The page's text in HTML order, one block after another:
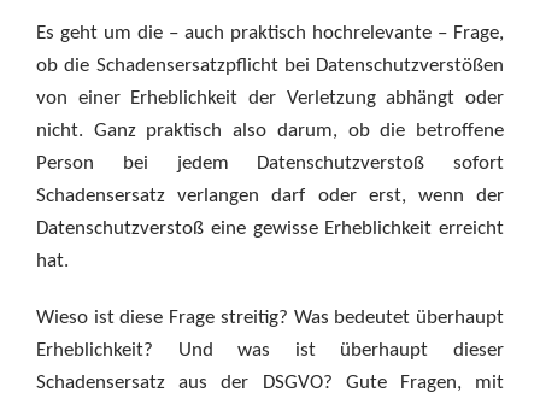
Es geht um die – auch praktisch hochrelevante – Frage,
ob die Schadensersatzpflicht bei Datenschutzverstößen
von einer Erheblichkeit der Verletzung abhängt oder
nicht. Ganz praktisch also darum, ob die betroffene
Person bei jedem Datenschutzverstoß sofort
Schadensersatz verlangen darf oder erst, wenn der
Datenschutzverstoß eine gewisse Erheblichkeit erreicht
hat.
Wieso ist diese Frage streitig? Was bedeutet überhaupt
Erheblichkeit? Und was ist überhaupt dieser
Schadensersatz aus der DSGVO? Gute Fragen, mit